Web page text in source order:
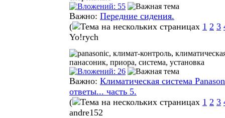
Важно: Передние сидения.
(
1 2 3
Yo!rych
Важно: Климатическая система
ответы... часть 5.
(
1 2 3
andre152